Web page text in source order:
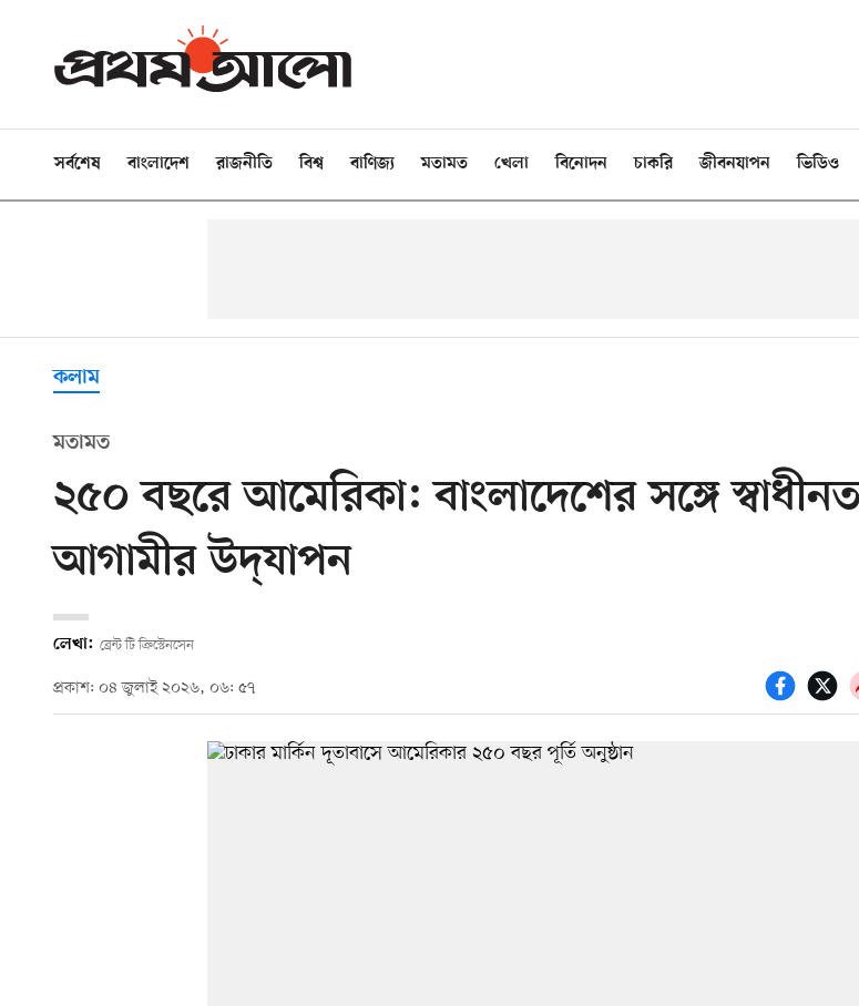
সর্বশেষ বাংলাদেশ রাজনীতি বিশ্ব বাণিজ্য মতামত খেলা বিনোদন চাকরি জীবনযাপন ভিডিও
কলাম
মতামত
২৫০ বছরে আমেরিকা: বাংলাদেশের সঙ্গে
আগামীর উদ্‌যাপন
লেখা: ব্রেন্ট টি ক্রিস্টেনসেন
প্রকাশ: ০৪ জুলাই ২০২৬, ০৬: ৫৭